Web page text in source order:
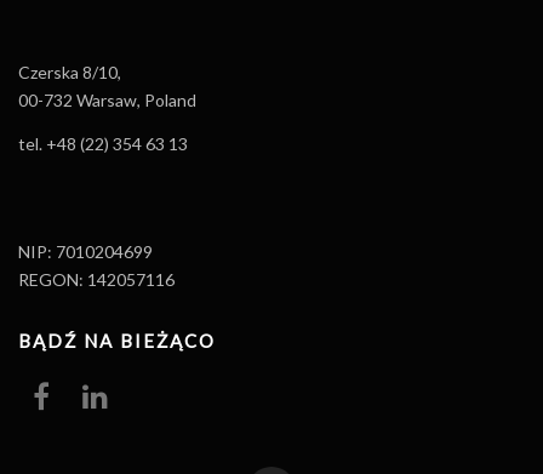
Czerska 8/10,
00-732 Warsaw, Poland
tel. +48 (22) 354 63 13
NIP: 7010204699
REGON: 142057116
BĄDŹ NA BIEŻĄCO